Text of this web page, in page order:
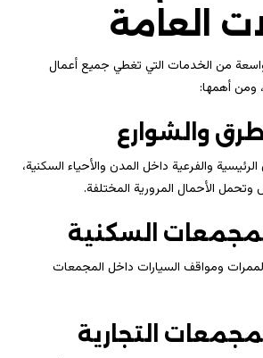
العامة
من الخدمات التي تغطي جميع أعمال
ومن أهمها:
والفرعية داخل المدن والأحياء السكنية،
الأحمال المرورية المختلفة.
ومواقف السيارات داخل المجمعات